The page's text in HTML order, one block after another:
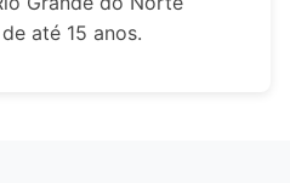
até 15 anos.